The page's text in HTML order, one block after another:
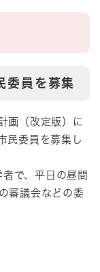
委員を募集
画（改定版）に
民委員を募集し
で、平日の昼間
審議会などの委